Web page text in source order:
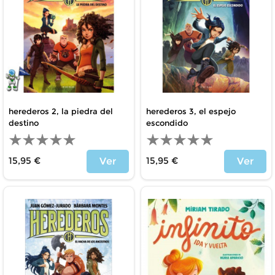
herederos 2, la piedra del
destino
15,95 €
Ver
herederos 3, el espejo
escondido
15,95 €
Ver